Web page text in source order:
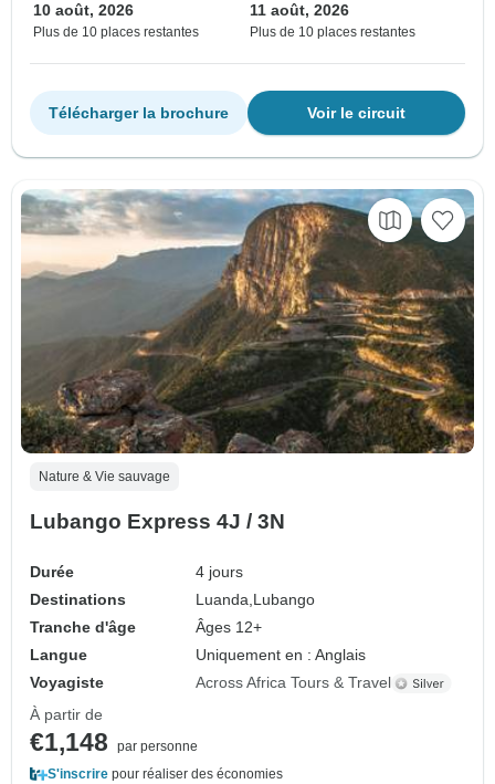
10 août, 2026
Plus de 10 places restantes
11 août, 2026
Plus de 10 places restantes
Voir le circuit
Télécharger la brochure
Nature & Vie sauvage
Lubango Express 4J / 3N
Durée
4 jours
Destinations
Luanda,Lubango
Tranche d'âge
Âges 12+
Langue
Uniquement en : Anglais
Voyagiste
Across Africa Tours & Travel
À partir de
€1,148
par personne
S'inscrire pour réaliser des économies